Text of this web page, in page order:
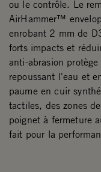
ou le contrôle. Le
AirHammer™
enrobant 2 mm de
forts impacts et
anti-abrasion
repoussant l'eau et
paume en cuir
tactiles, des zones
poignet à fermeture
fait pour la